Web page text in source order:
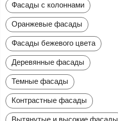
Фасады с колоннами
Оранжевые фасады
Фасады бежевого цвета
Деревянные фасады
Темные фасады
Контрастные фасады